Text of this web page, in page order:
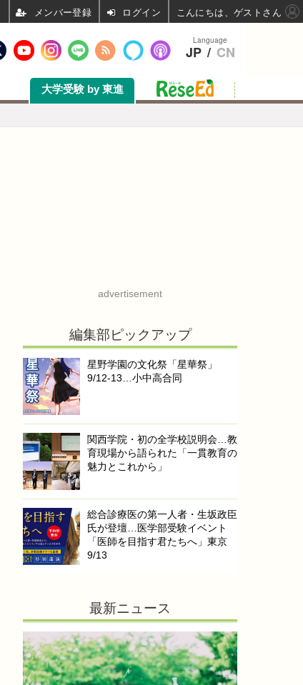
大学受験 by 東進
advertisement
編集部ピックアップ
星野学園の文化祭「星華祭」
9/12-13…小中高合同
関西学院・初の全学校説明会…教
育現場から語られた「一貫教育の
魅力とこれから」
総合診療医の第一人者・生坂政臣
氏が登壇…医学部受験イベント
「医師を目指す君たちへ」東京
9/13
最新ニュース
Language
JP / CN
ログイン こんにちは、ゲストさん